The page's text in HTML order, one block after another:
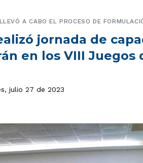
jornada de
en los VIII Juegos
A CABO EL PROCESO DE
julio 27 de 2023